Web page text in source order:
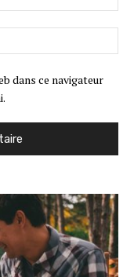
:*
:
dans ce navigateur